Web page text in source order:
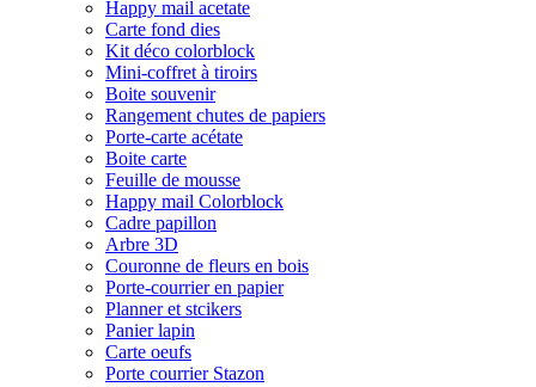
Happy mail acetate
Carte fond dies
Kit déco colorblock
Mini-coffret à tiroirs
Boite souvenir
Rangement chutes de papiers
Porte-carte acétate
Boite carte
Feuille de mousse
Happy mail Colorblock
Cadre papillon
Arbre 3D
Couronne de fleurs en bois
Porte-courrier en papier
Planner et stcikers
Panier lapin
Carte oeufs
Porte courrier Stazon